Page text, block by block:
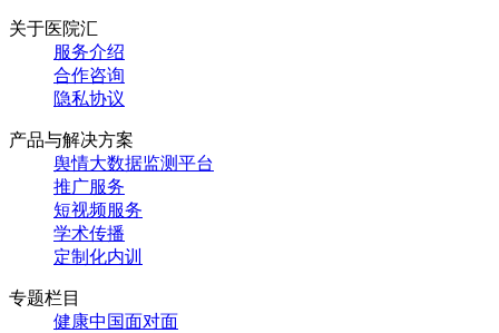
关于医院汇
服务介绍
合作咨询
隐私协议
产品与解决方案
舆情大数据监测平台
推广服务
短视频服务
学术传播
定制化内训
专题栏目
健康中国面对面